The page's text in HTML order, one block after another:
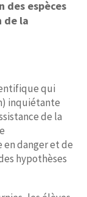
des espèces
de la
qui
inquiétante
de la
en danger et de
hypothèses